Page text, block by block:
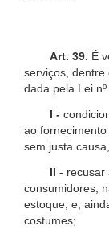
Art. 39. É
serviços,
dada pela Lei
I -
ao
sem justa
II - recusar
consumidores,
estoque, e,
costumes;